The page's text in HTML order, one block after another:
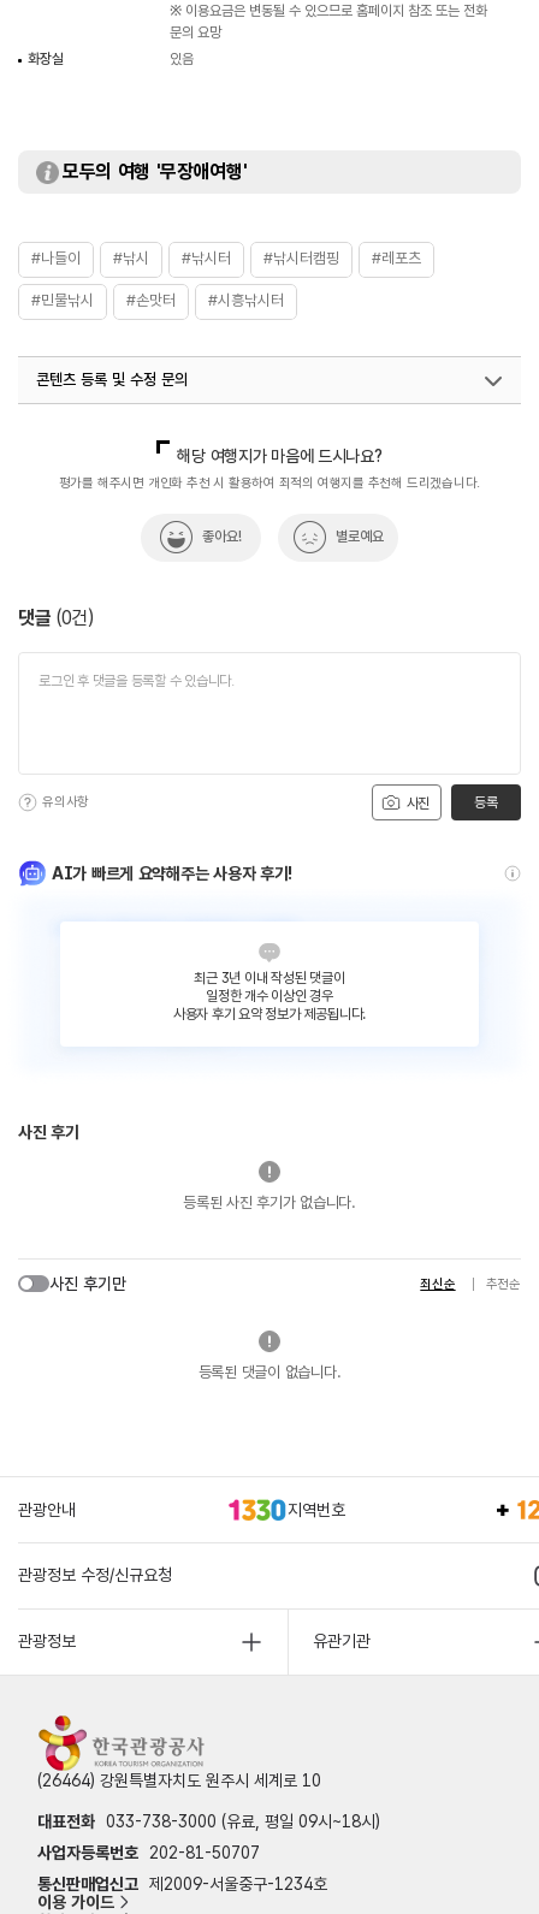
※ 이용요금은 변동될 수 있으므로 홈페이지 참조 또는 전화
문의 요망
화장실
있음
모두의 여행 '무장애여행'
#나들이 #낚시 #낚시터 #낚시터캠핑 #레포츠
#민물낚시 #손맛터 #시흥낚시터
콘텐츠 등록 및 수정 문의
해당 여행지가 마음에 드시나요?
평가를 해주시면 개인화 추천 시 활용하여 최적의 여행지를 추천해 드리겠습니다.
좋아요! 별로예요
댓글 (0건)
사진
유의사항 등록
AI가 빠르게 요약해주는 사용자 후기!
최근 3년 이내 작성된 댓글이
일정한 개수 이상인 경우
사용자 후기 요약 정보가 제공됩니다.
사진 후기
등록된 사진 후기가 없습니다.
사진 후기만 최신순 추천순
등록된 댓글이 없습니다.
관광안내 지역번호
관광정보 수정/신규요청
관광정보 유관기관
(26464) 강원특별자치도 원주시 세계로 10
대표전화 033-738-3000 (유료, 평일 09시~18시)
사업자등록번호
202-81-50707
통신판매업신고 제2009-서울중구-1234호
이용 가이드